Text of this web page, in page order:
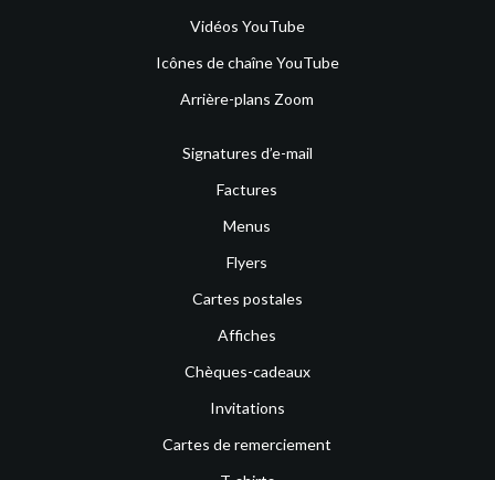
Vidéos YouTube
Icônes de chaîne YouTube
Arrière-plans Zoom
Signatures d’e-mail
Factures
Menus
Flyers
Cartes postales
Affiches
Chèques-cadeaux
Invitations
Cartes de remerciement